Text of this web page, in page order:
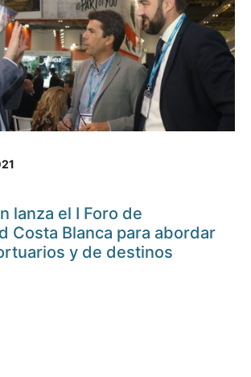
lanza el I Foro de
Costa Blanca para abordar
y de destinos